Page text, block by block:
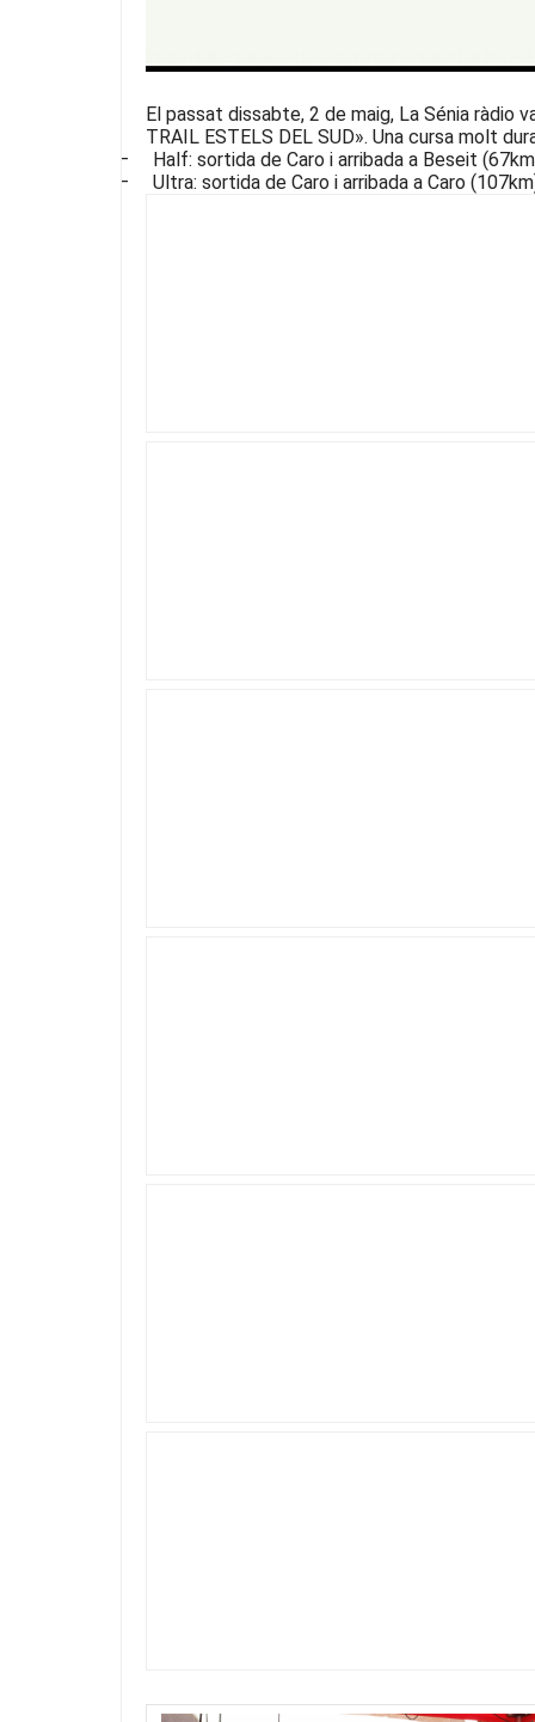
El passat dissabte, 2 de maig, La Sénia ràdio
TRAIL ESTELS DEL SUD». Una cursa molt
–
Half: sortida de Caro i arribada a Beseit
–
Ultra: sortida de Caro i arribada a Caro